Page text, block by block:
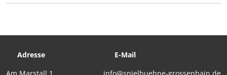
Adresse
E-Mail